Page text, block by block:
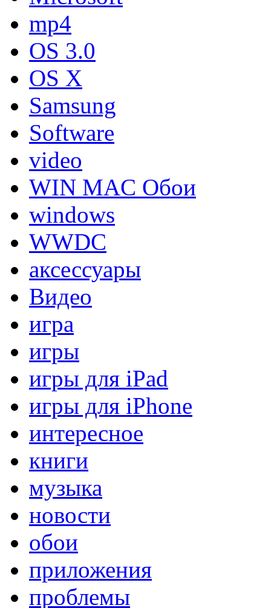
mp4
OS 3.0
OS X
Samsung
Software
video
WIN MAC Обои
windows
WWDC
аксессуары
Видео
игра
игры
игры для iPad
игры для iPhone
интересное
книги
музыка
новости
обои
приложения
проблемы